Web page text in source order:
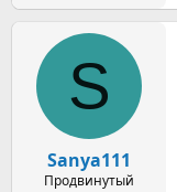
S
Sanya111
Продвинутый